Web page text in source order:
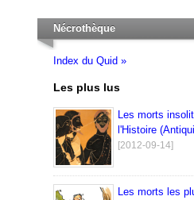
Nécrothèque
Index du Quid »
Les plus lus
Les morts
l'Histoire
[2012-09-14]
Les morts les